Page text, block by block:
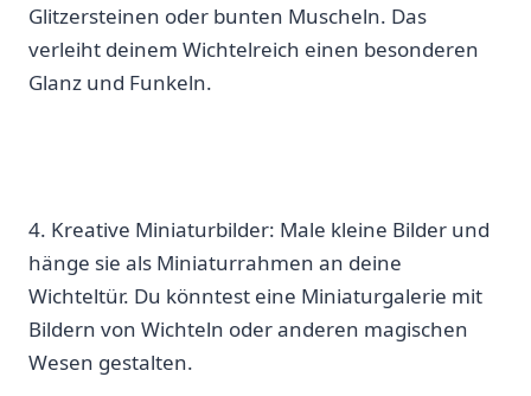
Glitzersteinen ‍oder bunten Muscheln. Das
verleiht deinem Wichtelreich einen ‌besonderen
Glanz und Funkeln.
4. Kreative Miniaturbilder: Male kleine Bilder und‍
hänge sie als Miniaturrahmen an deine
Wichteltür. Du könntest eine Miniaturgalerie ​mit
Bildern von Wichteln oder anderen ⁢magischen
Wesen ⁣gestalten.